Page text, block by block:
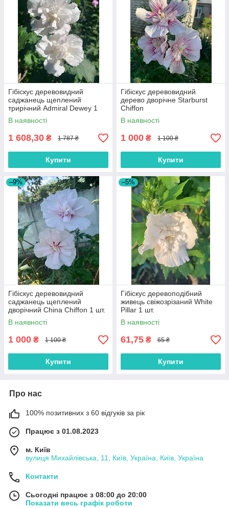
Гібіскус деревовидний
саджанець щеплений
трирічний Admiral Dewey 1
шт.
В наявності
1 608,30 ₴ 1 787 ₴
Купити
Гібіскус деревовидний
дерево дворічне Starburst
Chiffon
В наявності
1 000 ₴ 1 100 ₴
Купити
–9%
Гібіскус деревовидний
саджанець щеплений
дворічний China Chiffon 1 шт.
В наявності
1 000 ₴ 1 100 ₴
Купити
–5%
Гібіскус деревоподібний
живець свіжозрізаний White
Pillar 1 шт.
В наявності
61,75 ₴ 65 ₴
Купити
Про нас
100% позитивних з 60 відгуків за рік
Працює з 01.08.2023
м. Київ
вулиця Михайлівська, 11, Київ, Україна, Київ, Україна
Контакти
Сьогодні працює з 08:00 до 20:00
Показати весь графік роботи